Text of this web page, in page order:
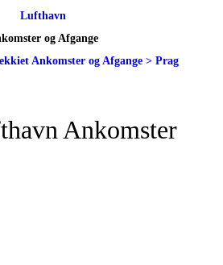
Lufthavn
og Afgange
Ankomster og Afgange > Prag
Ankomster